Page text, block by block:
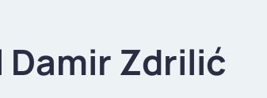
Damir Zdrilić